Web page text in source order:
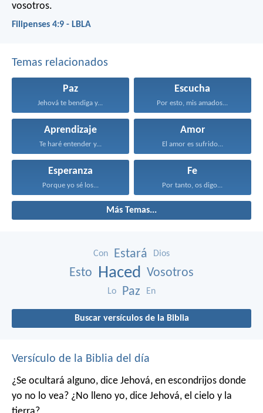
vosotros.
Filipenses 4:9 - LBLA
Temas relacionados
Paz
Jehová te bendiga y...
Escucha
Por esto, mis amados...
Aprendizaje
Te haré entender y...
Amor
El amor es sufrido...
Esperanza
Porque yo sé los...
Fe
Por tanto, os digo...
Más Temas...
Con Estará Dios
Esto Haced Vosotros
Lo Paz En
Buscar versículos de la Biblia
Versículo de la Biblia del día
¿Se ocultará alguno, dice Jehová, en escondrijos donde
yo no lo vea? ¿No lleno yo, dice Jehová, el cielo y la